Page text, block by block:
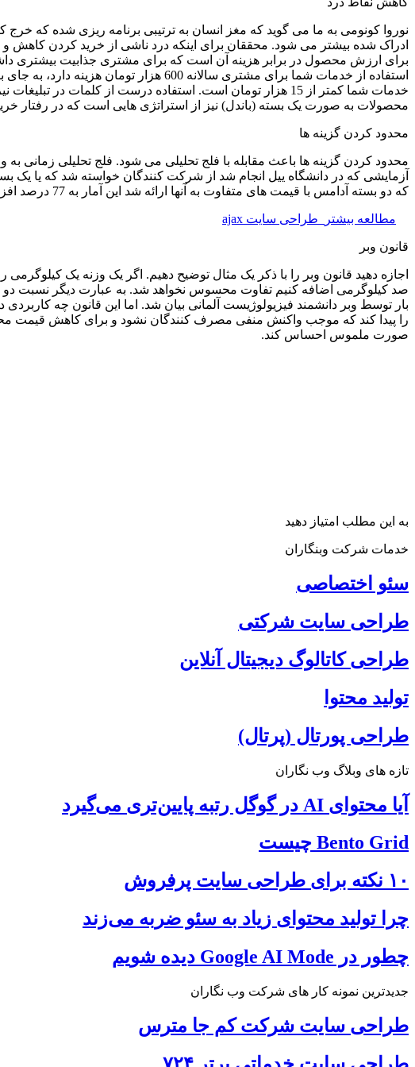
نوروا کونومی به ما می گوید که مغز انسان به ترتیبی برنامه ریزی شده که
ادراک شده بیشتر می شود. محققان برای اینکه درد ناشی از خرید کردن کاهش و
برای ارزش محصول در برابر هزینه آن است که برای مشتری جذابیت بیشتری
محصولات به صورت یک بسته (باندل) نیز از استراتژی هایی است که در رفتار
محدود کردن گزینه ها
محدود کردن گزینه ها باعث مقابله با فلج تحلیلی می شود. فلج تحلیلی زمانی به
که دو بسته آدامس با قیمت های متفاوت به آنها ارائه شد این آمار به 77 درصد افزایش یافت. همین آزمایش برای تعداد بیشتری از بسته های آدامس نیز انجام شد ولی تغییر قابل ملاحظه ای مشاهده نشد.
مطالعه بیشتر طراحی سایت ajax
قانون وبر
اجازه دهید قانون وبر را با ذکر یک مثال توضیح دهیم. اگر یک وزنه یک
صد کیلوگرمی اضافه کنیم تفاوت محسوس نخواهد شد. به عبارت دیگر نسبت دو
بار توسط وبر دانشمند فیزیولوژیست آلمانی بیان شد. اما این قانون چه
را پیدا کند که موجب واکنش منفی مصرف کنندگان نشود و برای کاهش قیمت
صورت ملموس احساس کند.
به این مطلب امتیاز دهید
خدمات شرکت وبنگاران
سئو اختصاصی
طراحی سایت شرکتی
طراحی کاتالوگ دیجیتال آنلاین
تولید محتوا
طراحی پورتال (پرتال)
تازه های وبلاگ وب نگاران
آیا محتوای AI در گوگل رتبه پایین‌تری می‌گیرد
Bento Grid چیست
۱۰ نکته برای طراحی سایت پرفروش
چرا تولید محتوای زیاد به سئو ضربه می‌زند
چطور در Google AI Mode دیده شویم
جدیدترین نمونه کار های شرکت وب نگاران
طراحی سایت شرکت کم جا مترس